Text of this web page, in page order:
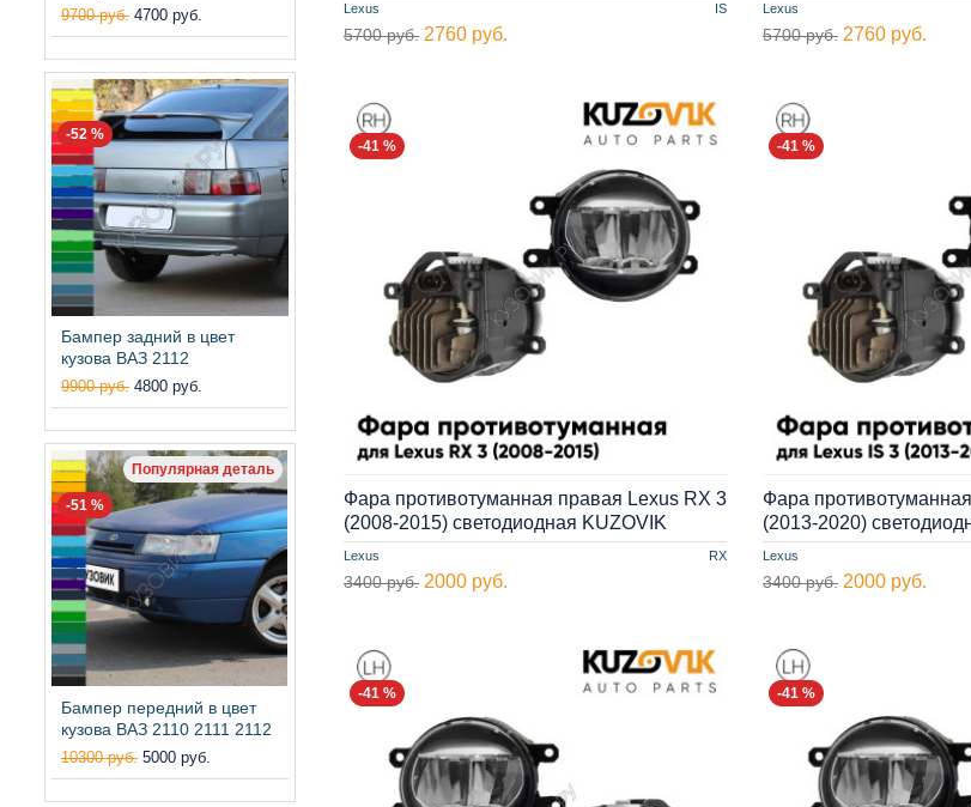
9700 руб. 4700 руб.
-52 %
Бампер задний в цвет
кузова ВАЗ 2112
9900 руб. 4800 руб.
Популярная деталь
-51 %
Бампер передний в цвет
кузова ВАЗ 2110 2111 2112
10300 руб. 5000 руб.
Lexus IS
5700 руб. 2760 руб.
Lexus
5700 руб. 2760 руб.
-41 %
Lexus RX
Фара противотуманная правая Lexus RX 3
(2008-2015) cветодиодная KUZOVIK
3400 руб. 2000 руб.
-41 %
Lexus
Фара
(2013-2020)
3400 руб. 2000 руб.
-41 % -41 %